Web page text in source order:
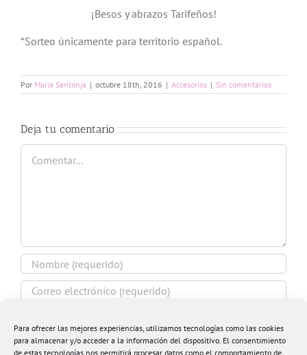
Para ofrecer las mejores experiencias, utilizamos tecnologías como las cookies
para almacenar y/o acceder a la información del dispositivo. El consentimiento
de estas tecnologías nos permitirá procesar datos como el comportamiento de
¡Besos y abrazos Tarifeños!
*Sorteo únicamente para territorio español.
Por Maria Santonja | octubre 18th, 2016 | Accesorios | Sin comentarios
Deja tu comentario
Comentar